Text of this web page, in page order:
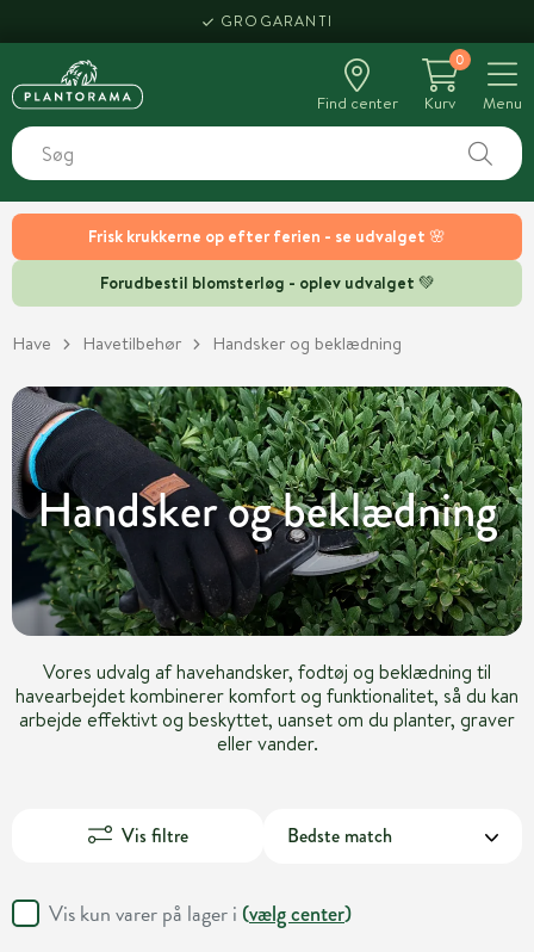
Frisk krukkerne op efter ferien - se udvalget 🌸
Forudbestil blomsterløg - oplev udvalget 💚
HENT SAMME DAG
Find center
0
Kurv
Menu
Have Havetilbehør Handsker og beklædning
Handsker og beklædning
Vores udvalg af havehandsker, fodtøj og beklædning til
havearbejdet kombinerer komfort og funktionalitet, så du kan
arbejde effektivt og beskyttet, uanset om du planter, graver
eller vander.
Vis filtre
Vis kun varer på lager i (vælg center)